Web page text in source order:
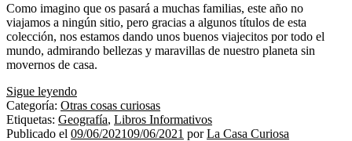
Como imagino que os pasará a muchas familias, este año no
viajamos a ningún sitio, pero gracias a algunos títulos de esta
colección, nos estamos dando unos buenos viajecitos por todo el
mundo, admirando bellezas y maravillas de nuestro planeta sin
movernos de casa.
Sigue leyendo1001
FOTOS.
Colección
de
Categoría: Otras cosas curiosas
Etiquetas: Geografía, Libros Informativos
Publicado el 09/06/202109/06/2021 porLa Casa Curiosa